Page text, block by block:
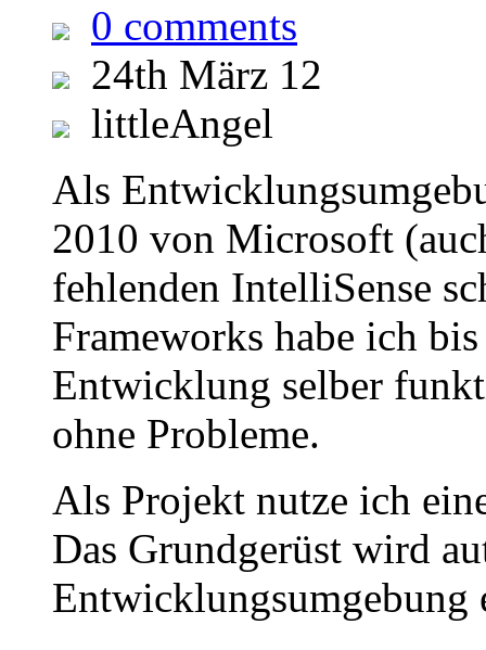
0 comments
24th März 12
littleAngel
Als
2010 von Microsoft
fehlenden IntelliSense
Frameworks habe ich
Entwicklung selber
ohne Probleme.
Als Projekt nutze ich
Das Grundgerüst wird
Entwicklungsumgebung